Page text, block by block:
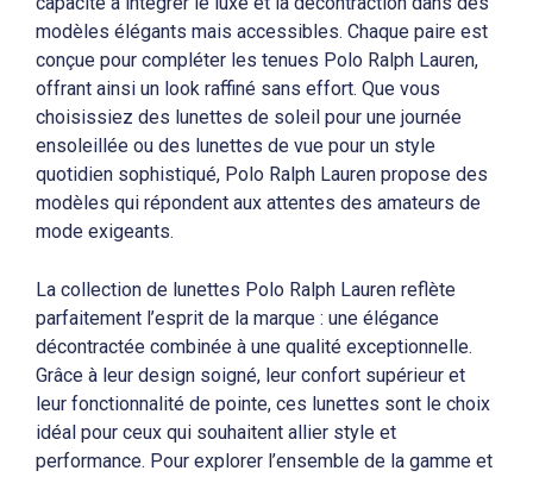
modèles élégants mais accessibles. Chaque paire est
conçue pour compléter les tenues Polo Ralph Lauren,
offrant ainsi un look raffiné sans effort. Que vous
choisissiez des lunettes de soleil pour une journée
ensoleillée ou des lunettes de vue pour un style
quotidien sophistiqué, Polo Ralph Lauren propose des
modèles qui répondent aux attentes des amateurs de
mode exigeants.
La collection de lunettes Polo Ralph Lauren reflète
parfaitement l’esprit de la marque : une élégance
décontractée combinée à une qualité exceptionnelle.
Grâce à leur design soigné, leur confort supérieur et
leur fonctionnalité de pointe, ces lunettes sont le choix
idéal pour ceux qui souhaitent allier style et
performance. Pour explorer l’ensemble de la gamme et